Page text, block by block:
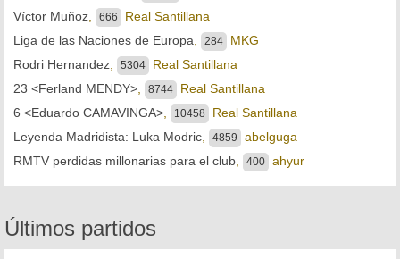
Víctor Muñoz
666
Real Santillana
Liga de las Naciones de Europa
284
MKG
Rodri Hernandez
5304
Real Santillana
23 <Ferland MENDY>
8744
Real Santillana
6 <Eduardo CAMAVINGA>
10458
Real Santillana
Leyenda Madridista: Luka Modric
4859
abelguga
RMTV perdidas millonarias para el club
400 ahyur
Últimos partidos